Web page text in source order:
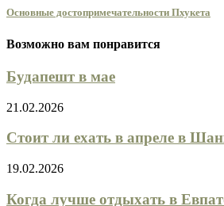
Основные достопримечательности Пхукета
Возможно вам понравится
Будапешт в мае
21.02.2026
Стоит ли ехать в апреле в
19.02.2026
Когда лучше отдыхать в